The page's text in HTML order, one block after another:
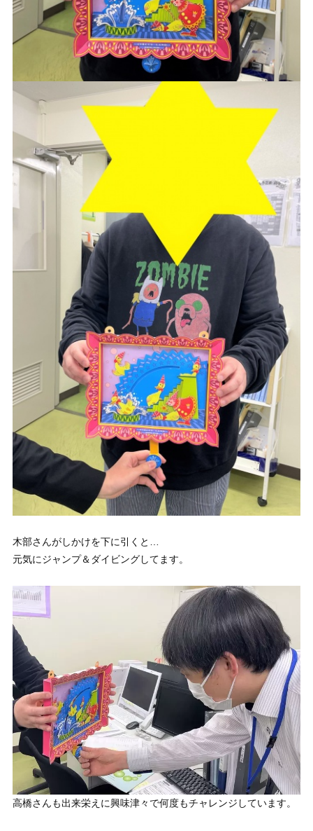
木部さんがしかけを下に引くと…
元気にジャンプ＆ダイビングしてます。
高橋さんも出来栄えに興味津々で何度もチャレンジしています。